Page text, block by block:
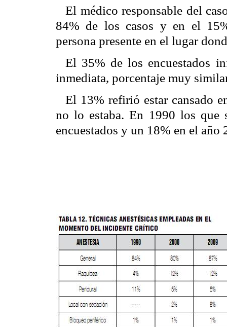
El médico responsable del
84% de los casos y en el
persona presente en el lugar
El 35% de los encuestados
inmediata, porcentaje muy
El 13% refirió estar cansado
no lo estaba. En 1990 los que
encuestados y un 18% en el año